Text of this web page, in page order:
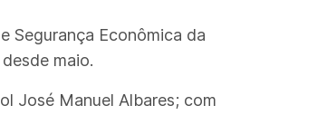
Segurança Econômica da
maio.
José Manuel Albares; com